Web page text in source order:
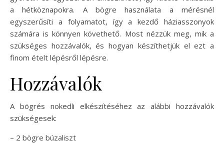
a hétköznapokra. A bögre használata a mérésnél
egyszerűsíti a folyamatot, így a kezdő háziasszonyok
számára is könnyen követhető. Most nézzük meg, mik a
szükséges hozzávalók, és hogyan készíthetjük el ezt a
finom ételt lépésről lépésre.
Hozzávalók
A bögrés nokedli elkészítéséhez az alábbi hozzávalók
szükségesek:
– 2 bögre búzaliszt